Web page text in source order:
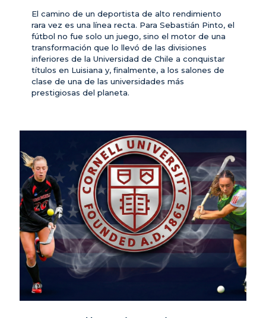
El camino de un deportista de alto rendimiento
rara vez es una línea recta. Para Sebastián Pinto, el
fútbol no fue solo un juego, sino el motor de una
transformación que lo llevó de las divisiones
inferiores de la Universidad de Chile a conquistar
títulos en Luisiana y, finalmente, a los salones de
clase de una de las universidades más
prestigiosas del planeta.